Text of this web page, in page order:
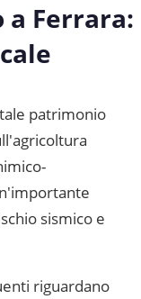
a Ferrara:
patrimonio
sismico e
riguardano